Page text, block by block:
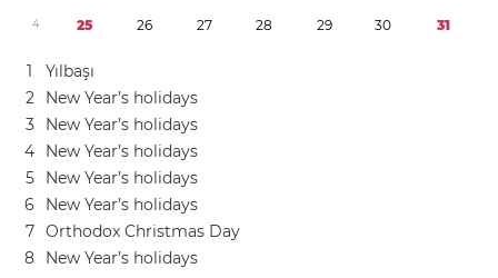
4 25 26 27 28 29 30 31
1
Yılbaşı
2
New Year’s holidays
3
New Year’s holidays
4
New Year’s holidays
5
New Year’s holidays
6
New Year’s holidays
7 Orthodox Christmas Day
8
New Year’s holidays